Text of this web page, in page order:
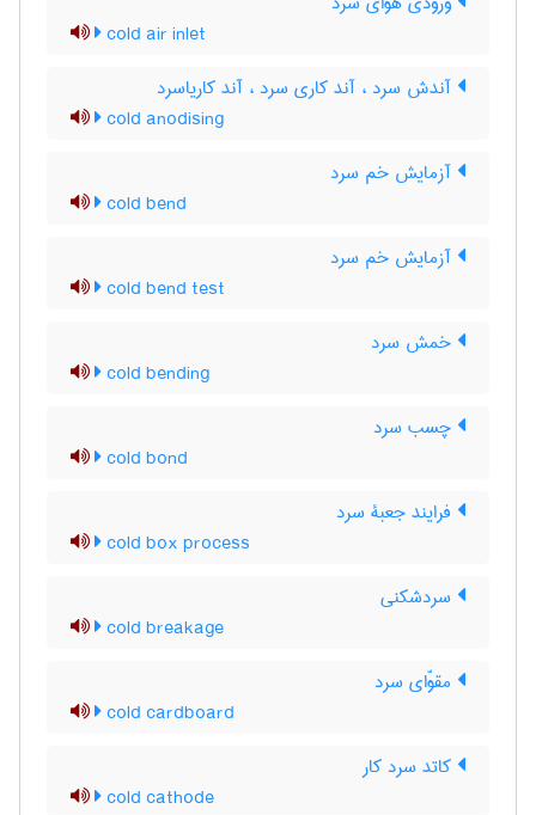
cold air inlet
آندش سرد ، آند کاری سرد ، آند کاریاسرد
cold anodising
آزمایش خم سرد
cold bend
آزمایش خم سرد
cold bend test
خمش سرد
cold bending
چسب سرد
cold bond
فرایند جعبۀ سرد
cold box process
سردشکنی
cold breakage
مقوّای سرد
cold cardboard
کاتد سرد کار
cold cathode